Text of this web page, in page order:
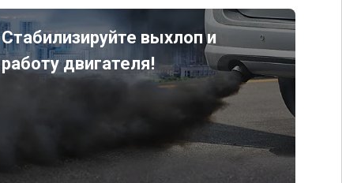
Стабилизируйте выхлоп и
работу двигателя!